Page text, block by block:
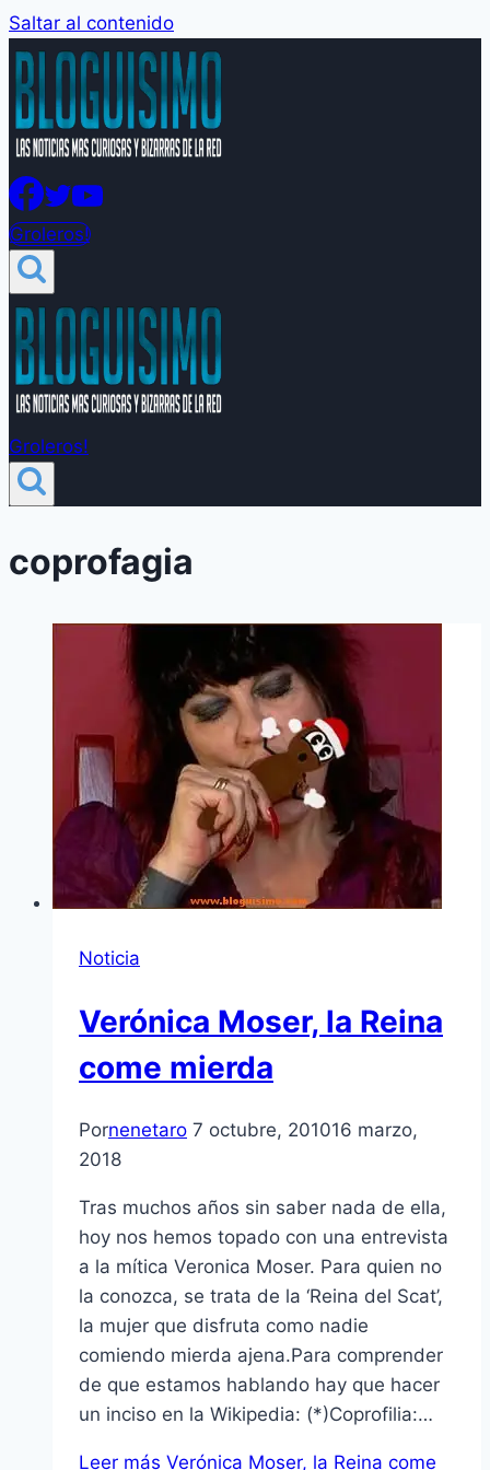
Saltar al contenido
Groleros!
Groleros!
coprofagia
Noticia
Verónica Moser, la Reina
come mierda
Pornenetaro 7 octubre, 201016 marzo,
2018
Tras muchos años sin saber nada de ella,
hoy nos hemos topado con una entrevista
a la mí­tica Veronica Moser. Para quien no
la conozca, se trata de la ‘Reina del Scat’,
la mujer que disfruta como nadie
comiendo mierda ajena.Para comprender
de que estamos hablando hay que hacer
un inciso en la Wikipedia: (*)Coprofilia:…
Leer más Verónica Moser, la Reina come